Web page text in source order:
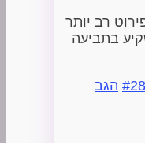
רב יותר
בתביעה
הגב